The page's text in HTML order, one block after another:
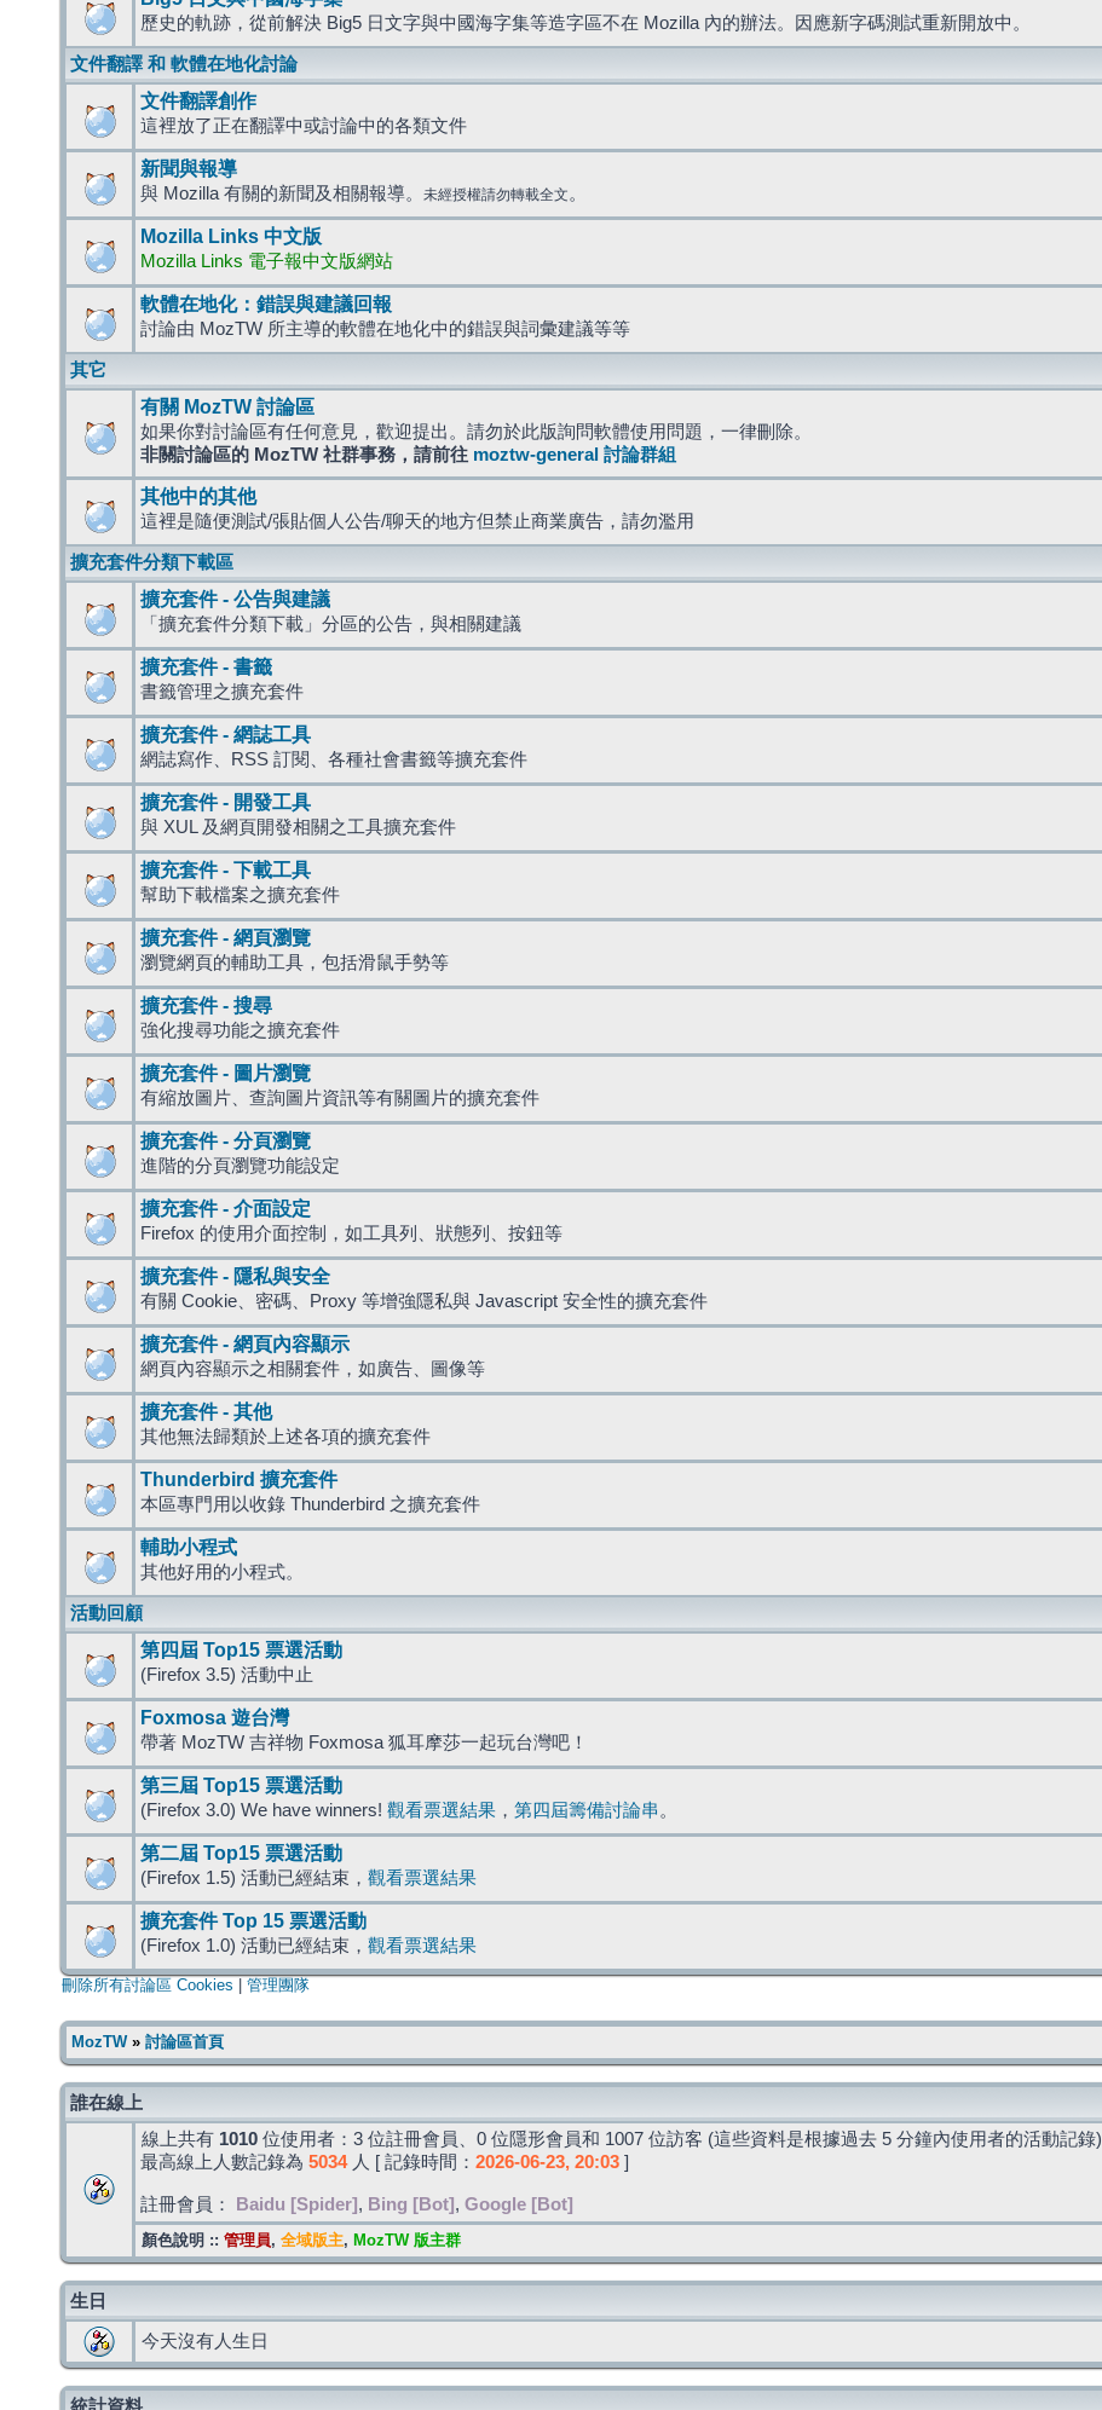
歷史的軌跡，從前解決 Big5 日文字與中國海字集等造字區不在 Mozilla 內的辦法。因應新字碼測試重新開放中。
文件翻譯 和 軟體在地化討論
文件翻譯創作
這裡放了正在翻譯中或討論中的各類文件
新聞與報導
與 Mozilla 有關的新聞及相關報導。 未經授權請勿轉載全文 。
Mozilla Links 中文版
Mozilla Links 電子報中文版網站
軟體在地化：錯誤與建議回報
討論由 MozTW 所主導的軟體在地化中的錯誤與詞彙建議等等
其它
有關 MozTW 討論區
如果你對討論區有任何意見，歡迎提出。請勿於此版詢問軟體使用問題，一律刪除。
非關討論區的 MozTW 社群事務，請前往 moztw-general 討論群組
其他中的其他
這裡是隨便測試/張貼個人公告/聊天的地方但禁止商業廣告，請勿濫用
擴充套件分類下載區
擴充套件 - 公告與建議
「擴充套件分類下載」分區的公告，與相關建議
擴充套件 - 書籤
書籤管理之擴充套件
擴充套件 - 網誌工具
網誌寫作、RSS 訂閱、各種社會書籤等擴充套件
擴充套件 - 開發工具
與 XUL 及網頁開發相關之工具擴充套件
擴充套件 - 下載工具
幫助下載檔案之擴充套件
擴充套件 - 網頁瀏覽
瀏覽網頁的輔助工具，包括滑鼠手勢等
擴充套件 - 搜尋
強化搜尋功能之擴充套件
擴充套件 - 圖片瀏覽
有縮放圖片、查詢圖片資訊等有關圖片的擴充套件
擴充套件 - 分頁瀏覽
進階的分頁瀏覽功能設定
擴充套件 - 介面設定
Firefox 的使用介面控制，如工具列、狀態列、按鈕等
擴充套件 - 隱私與安全
有關 Cookie、密碼、Proxy 等增強隱私與 Javascript 安全性的擴充套件
擴充套件 - 網頁內容顯示
網頁內容顯示之相關套件，如廣告、圖像等
擴充套件 - 其他
其他無法歸類於上述各項的擴充套件
Thunderbird 擴充套件
本區專門用以收錄 Thunderbird 之擴充套件
輔助小程式
其他好用的小程式。
活動回顧
第四屆 Top15 票選活動
(Firefox 3.5) 活動中止
Foxmosa 遊台灣
帶著 MozTW 吉祥物 Foxmosa 狐耳摩莎一起玩台灣吧！
第三屆 Top15 票選活動
(Firefox 3.0) We have winners! 觀看票選結果 ， 第四屆籌備討論串 。
第二屆 Top15 票選活動
(Firefox 1.5) 活動已經結束， 觀看票選結果
擴充套件 Top 15 票選活動
(Firefox 1.0) 活動已經結束， 觀看票選結果
刪除所有討論區 Cookies 管理團隊
MozTW» 討論區首頁
誰在線上
線上共有 1010 位使用者：3 位註冊會員、0 位隱形會員和 1007 位訪客 (這些資料是根據過去 5 分鐘內使用者的活動記錄)
最高線上人數記錄為 5034人 [ 記錄時間： 2026-06-23, 20:03 ]
註冊會員： Baidu [Spider] , Bing [Bot] , Google [Bot]
顏色說明 :: 管理員, 全域版主, MozTW 版主群
生日
今天沒有人生日